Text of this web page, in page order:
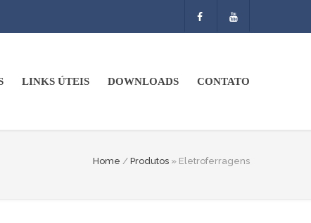
LINKS ÚTEIS DOWNLOADS CONTATO
Home / Produtos » Eletroferragens